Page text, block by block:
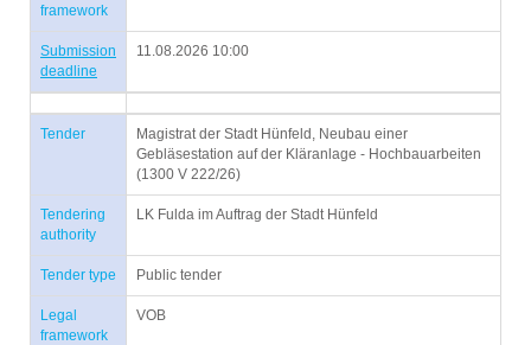
framework
Submission
deadline
11.08.2026 10:00
Tender
Magistrat der Stadt Hünfeld, Neubau einer
Gebläsestation auf der Kläranlage - Hochbauarbeiten
(1300 V 222/26)
Tendering
authority
LK Fulda im Auftrag der Stadt Hünfeld
Tender type Public tender
Legal
framework
VOB